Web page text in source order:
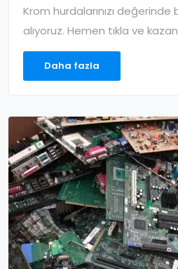
Krom hurdalarınızı
alıyoruz. Hemen tıkla ve
Daha fazla